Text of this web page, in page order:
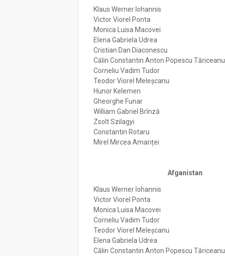
Klaus Werner Iohannis
Victor Viorel Ponta
Monica Luisa Macovei
Elena Gabriela Udrea
Cristian Dan Diaconescu
Călin Constantin Anton Popescu Tăriceanu
Corneliu Vadim Tudor
Teodor Viorel Meleșcanu
Hunor Kelemen
Gheorghe Funar
William Gabriel Brînză
Zsolt Szilagyi
Constantin Rotaru
Mirel Mircea Amariței
Afganistan
Klaus Werner Iohannis
Victor Viorel Ponta
Monica Luisa Macovei
Corneliu Vadim Tudor
Teodor Viorel Meleșcanu
Elena Gabriela Udrea
Călin Constantin Anton Popescu Tăriceanu